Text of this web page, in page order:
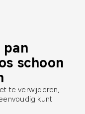
schoon
te verwijderen,
kunt